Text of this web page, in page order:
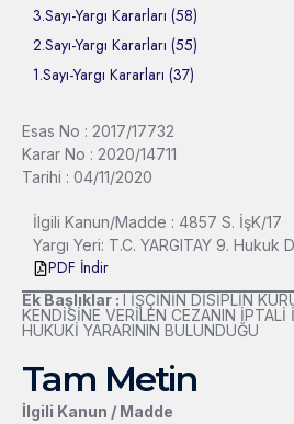
3.Sayı-Yargı Kararları (58)
2.Sayı-Yargı Kararları (55)
1.Sayı-Yargı Kararları (37)
Esas No : 2017/17732
Karar No : 2020/14711
Tarihi : 04/11/2020
İlgili Kanun/Madde : 4857 S. İşK/17
Yargı Yeri: T.C. YARGITAY 9. Hukuk
PDF İndir
Ek Başlıklar : l İŞÇİNİN DİSİPLİN
KENDİSİNE VERİLEN CEZANIN
HUKUKİ YARARININ BULUNDUĞU
Tam Metin
İlgili Kanun / Madde